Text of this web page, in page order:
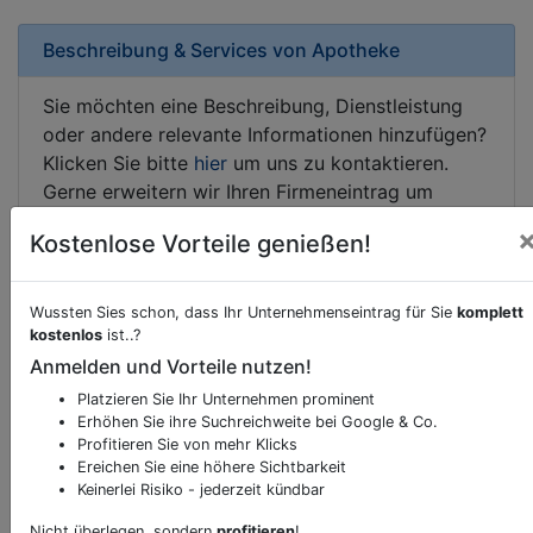
Beschreibung & Services von Apotheke
Sie möchten eine Beschreibung, Dienstleistung
oder andere relevante Informationen hinzufügen?
Klicken Sie bitte hier um uns zu kontaktieren.
Gerne erweitern wir Ihren Firmeneintrag um
Ihr Unternehmen anbietet und womit Sie sich von
Ihren Wettbewerbern abheben.
Kartenansicht Arbeiterstraße 11inSteyr
Kostenlose Vorteile genießen!
Wussten Sies schon, dass Ihr Unternehmenseintrag für Sie komplett
kostenlos ist..?
Anmelden und Vorteile nutzen!
Platzieren Sie Ihr Unternehmen prominent
Erhöhen Sie ihre Suchreichweite bei Google & Co.
Profitieren Sie von mehr Klicks
Ereichen Sie eine höhere Sichtbarkeit
Keinerlei Risiko - jederzeit kündbar